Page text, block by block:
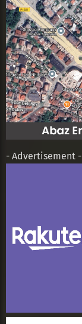
- Advertisement -